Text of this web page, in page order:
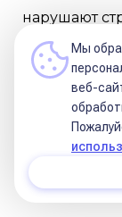
нарушают
на своём
Знаки
Мы
веб-